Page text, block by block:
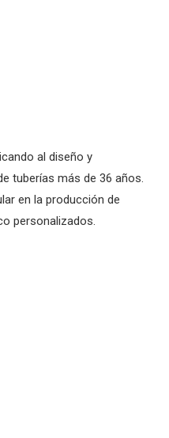
al diseño y
tuberías más de 36 años.
en la producción de
personalizados.